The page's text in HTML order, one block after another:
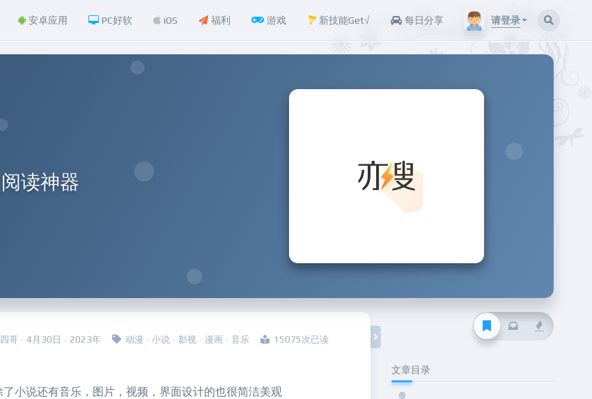
安卓应用 PC好软 iOS 福利 游戏 新技能Get√ 每日分享 请登录
读神器
四哥 · 4月30日 · 2023年 动漫 · 小说· 影视· 漫画· 音乐 15075次已读
小说还有音乐，图片，视频，界面设计的也很简洁美观
文章目录